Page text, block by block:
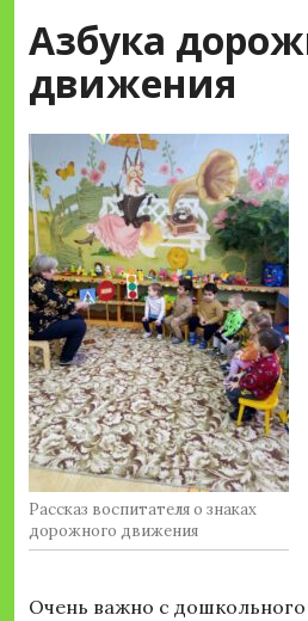
Азбука
движения
Рассказ воспитателя о знаках
дорожного движения
Очень важно с дошкольного